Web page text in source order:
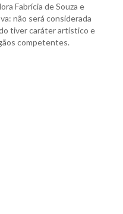
Fabrícia de Souza e
não será considerada
tiver caráter artístico e
competentes.